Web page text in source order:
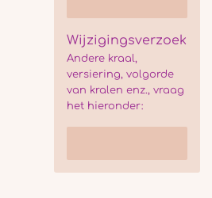
Wijzigingsverzoek
Andere kraal,
versiering, volgorde
van kralen enz., vraag
het hieronder: